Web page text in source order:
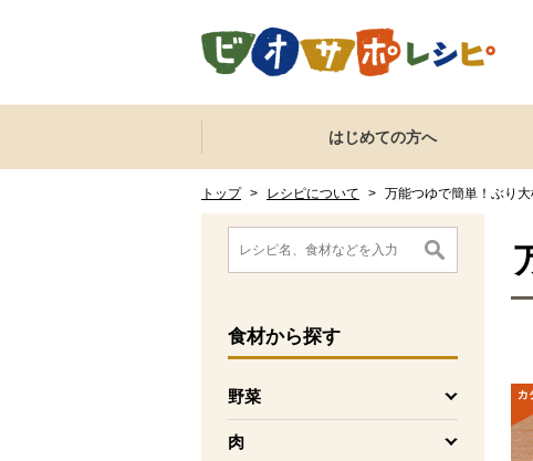
ここからサイト内共通メニューです。
サイト内共通メニューをスキップする
はじめての方へ
トップ > レシピについて > 万能つゆで簡単！ぶり大
ここから消費材検索メニューです。
食材から探す
野菜
を開く
肉
を開く
消費材検索メニューここまで。
ここから本文です。